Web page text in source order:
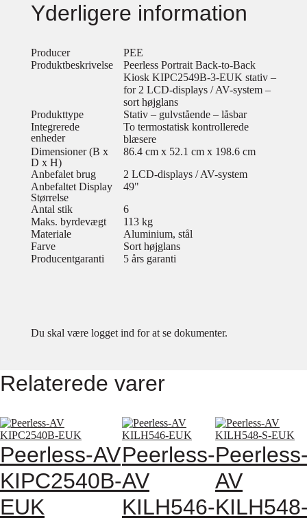
Yderligere information
Producer
PEE
Produktbeskrivelse
Peerless Portrait Back-to-Back
Kiosk KIPC2549B-3-EUK stativ –
for 2 LCD-displays / AV-system –
sort højglans
Produkttype
Stativ – gulvstående – låsbar
Integrerede
enheder
To termostatisk kontrollerede
blæsere
Dimensioner (B x
D x H)
86.4 cm x 52.1 cm x 198.6 cm
Anbefalet brug
2 LCD-displays / AV-system
Anbefaltet Display
Størrelse
49"
Antal stik
6
Maks. byrdevægt
113 kg
Materiale
Aluminium, stål
Farve
Sort højglans
Producentgaranti
5 års garanti
Du skal være logget ind for at se dokumenter.
Relaterede varer
Peerless-AV
KIPC2540B-
EUK
Peerless-
AV
KILH546-
AV